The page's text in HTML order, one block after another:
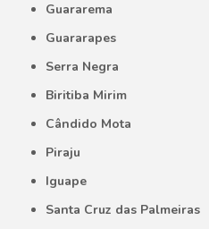
Guararema
Guararapes
Serra Negra
Biritiba Mirim
Cândido Mota
Piraju
Iguape
Santa Cruz das Palmeiras